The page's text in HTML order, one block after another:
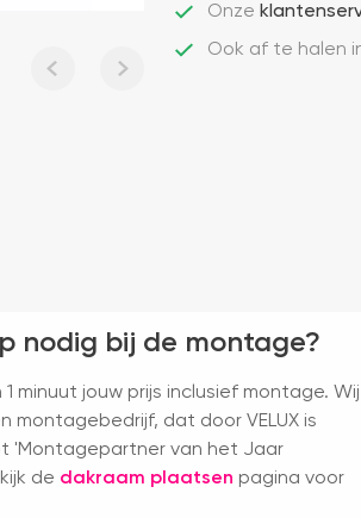
Onze
Ook af te halen
nodig bij de montage?
1 minuut jouw prijs inclusief montage. Wij
montagebedrijf, dat door VELUX is
'Montagepartner van het Jaar
de dakraam plaatsen pagina voor